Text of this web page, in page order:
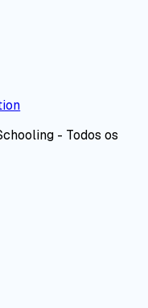
- Todos os